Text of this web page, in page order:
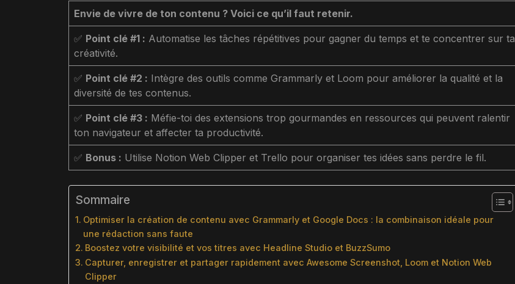
Envie de vivre de ton contenu ? Voici ce qu’il faut retenir.
✅ Point clé #1 : Automatise les tâches répétitives pour gagner du temps et te concentrer sur ta
créativité.
✅ Point clé #2 : Intègre des outils comme Grammarly et Loom pour améliorer la qualité et la
diversité de tes contenus.
✅ Point clé #3 : Méfie-toi des extensions trop gourmandes en ressources qui peuvent ralentir
ton navigateur et affecter ta productivité.
✅ Bonus : Utilise Notion Web Clipper et Trello pour organiser tes idées sans perdre le fil.
Sommaire
Optimiser la création de contenu avec Grammarly et Google Docs : la combinaison idéale pour
une rédaction sans faute
Boostez votre visibilité et vos titres avec Headline Studio et BuzzSumo
Capturer, enregistrer et partager rapidement avec Awesome Screenshot, Loom et Notion Web
Clipper